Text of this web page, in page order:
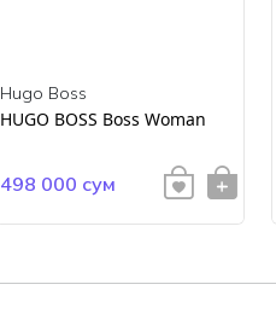
Hugo Boss
HUGO BOSS Boss Woman
498 000 сум